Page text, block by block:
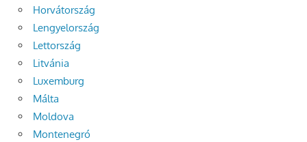
Horvátország
Lengyelország
Lettország
Litvánia
Luxemburg
Málta
Moldova
Montenegró